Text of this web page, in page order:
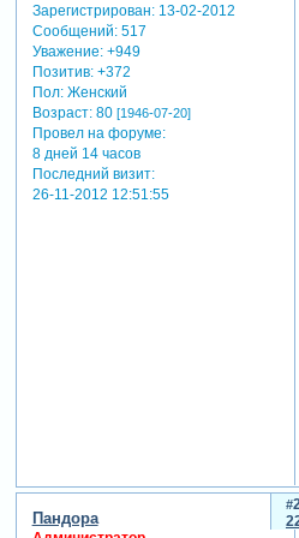
Зарегистрирован: 13-02-2012
Сообщений:517
Уважение: +949
Позитив: +372
Пол:Женский
Возраст:80 [1946-07-20]
Провел на форуме:
8 дней 14 часов
Последний визит:
26-11-2012 12:51:55
2
Пандора